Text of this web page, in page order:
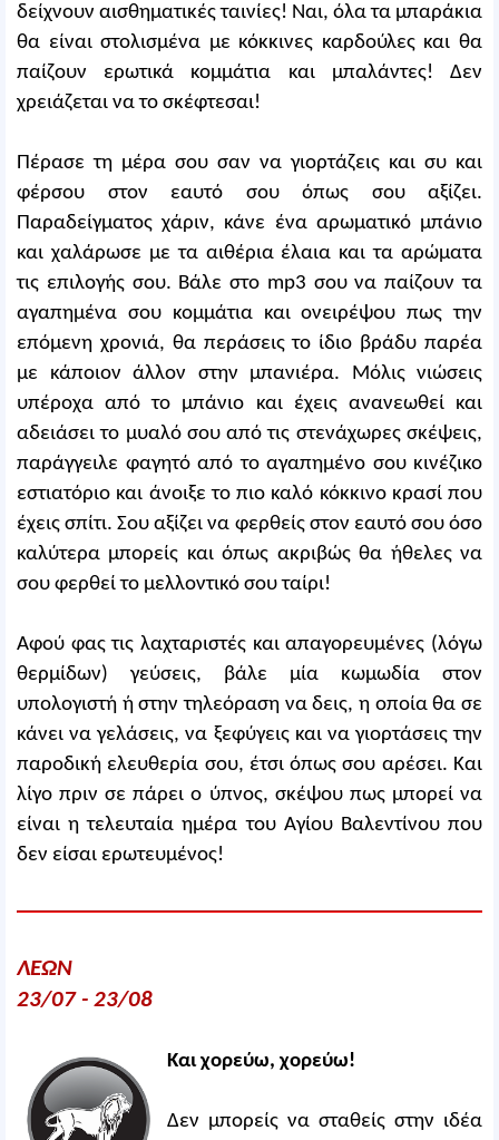
δείχνουν αισθηματικές ταινίες! Ναι, όλα τα μπαράκια
θα είναι στολισμένα με κόκκινες καρδούλες και θα
παίζουν ερωτικά κομμάτια και μπαλάντες! Δεν
χρειάζεται να το σκέφτεσαι!
Πέρασε τη μέρα σου σαν να γιορτάζεις και συ και
φέρσου στον εαυτό σου όπως σου αξίζει.
Παραδείγματος χάριν, κάνε ένα αρωματικό μπάνιο
και χαλάρωσε με τα αιθέρια έλαια και τα αρώματα
τις επιλογής σου. Βάλε στo mp3 σου να παίζουν τα
αγαπημένα σου κομμάτια και ονειρέψου πως την
επόμενη χρονιά, θα περάσεις το ίδιο βράδυ παρέα
με κάποιον άλλον στην μπανιέρα. Μόλις νιώσεις
υπέροχα από το μπάνιο και έχεις ανανεωθεί και
αδειάσει το μυαλό σου από τις στενάχωρες σκέψεις,
παράγγειλε φαγητό από το αγαπημένο σου κινέζικο
εστιατόριο και άνοιξε το πιο καλό κόκκινο κρασί που
έχεις σπίτι. Σου αξίζει να φερθείς στον εαυτό σου όσο
καλύτερα μπορείς και όπως ακριβώς θα ήθελες να
σου φερθεί το μελλοντικό σου ταίρι!
Αφού φας τις λαχταριστές και απαγορευμένες (λόγω
θερμίδων) γεύσεις, βάλε μία κωμωδία στον
υπολογιστή ή στην τηλεόραση να δεις, η οποία θα σε
κάνει να γελάσεις, να ξεφύγεις και να γιορτάσεις την
παροδική ελευθερία σου, έτσι όπως σου αρέσει. Και
λίγο πριν σε πάρει ο ύπνος, σκέψου πως μπορεί να
είναι η τελευταία ημέρα του Αγίου Βαλεντίνου που
δεν είσαι ερωτευμένος!
ΛΕΩΝ
23/07 - 23/08
Και χορεύω, χορεύω!
Δεν μπορείς να σταθείς στην ιδέα